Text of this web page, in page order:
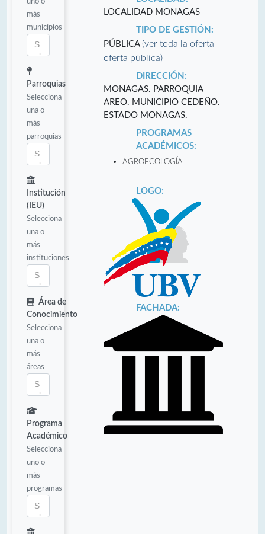
más
municipios
Parroquias
Selecciona
una o
más
parroquias
Institución
(IEU)
Selecciona
una o
más
instituciones
Área de
Conocimiento
Selecciona
una o
más
áreas
Programa
Académico
Selecciona
uno o
más
programas
LOCALIDAD MONAGAS
TIPO DE GESTIÓN:
PÚBLICA (ver toda la oferta
oferta pública)
DIRECCIÓN:
MONAGAS. PARROQUIA
AREO. MUNICIPIO CEDEÑO.
ESTADO MONAGAS.
PROGRAMAS
ACADÉMICOS:
AGROECOLOGÍA
LOGO:
FACHADA: